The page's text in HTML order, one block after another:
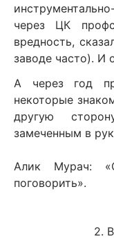
через ЦК
вредность,
заводе часто). И
А через год
некоторые
другую
Алик Мурач:
поговорить».
2.